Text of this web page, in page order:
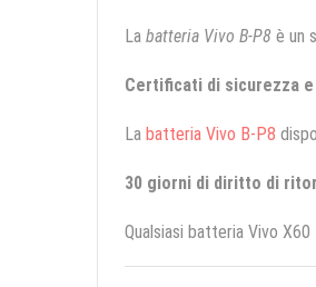
La batteria Vivo B-P8 è un
Certificati di sicurezza
La batteria Vivo B-P8
30 giorni di diritto di
Qualsiasi batteria Vivo